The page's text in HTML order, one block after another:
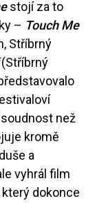
stojí za to
– Touch Me
Stříbrný
než
kromě
a
vyhrál film
dokonce